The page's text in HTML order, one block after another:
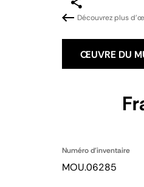
Découvrez plus
ŒUVRE DU
Numéro d'inventaire
MOU.06285